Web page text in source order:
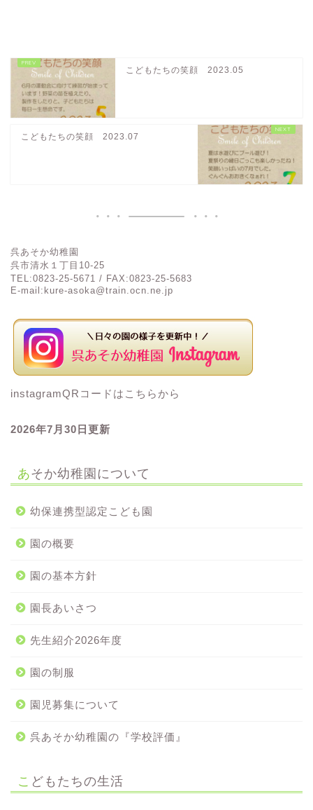
こどもたちの笑顔 2023.05
こどもたちの笑顔 2023.07
呉あそか幼稚園
呉市清水１丁目 10-25
TEL:0823-25-5671 / FAX:0823-25-5683
E-mail:kure-asoka@train.ocn.ne.jp
instagramQRコードはこちらから
2026年7 月30 日更新
あそか幼稚園について
幼保連携型認定こども園
園の概要
園の基本方針
園長あいさつ
先生紹介2026年度
園の制服
園児募集について
呉あそか幼稚園の『学校評価』
こどもたちの生活